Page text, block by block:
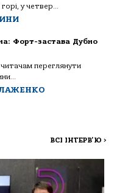
у четвер...
Форт-застава Дубно
переглянути
ВСІ ІНТЕРВ'Ю >